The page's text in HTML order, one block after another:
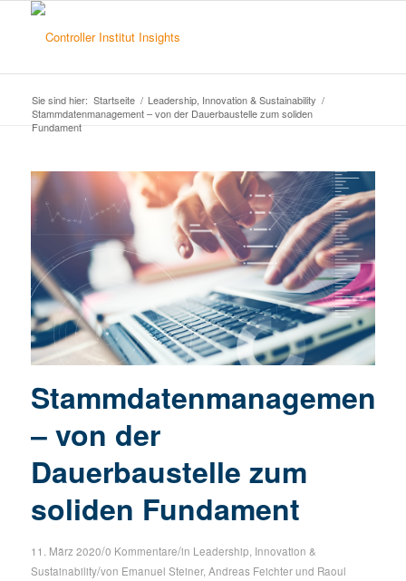
Sie sind hier: Startseite / Leadership, Innovation & Sustainability /
Stammdatenmanagement – von der Dauerbaustelle zum soliden
Fundament
Stammdatenmanagement
– von der
Dauerbaustelle zum
soliden Fundament
11. März 2020/0 Kommentare/in Leadership, Innovation &
Sustainability/von Emanuel Steiner, Andreas Feichterund Raoul